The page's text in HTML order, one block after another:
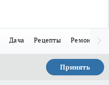
Дача Рецепты Ремонт
Принять